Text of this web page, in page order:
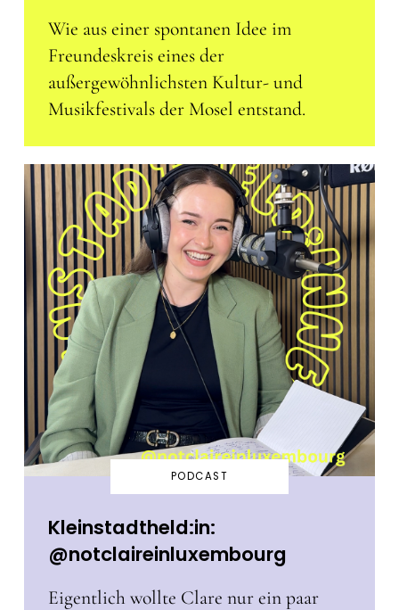
Wie aus einer spontanen Idee im
Freundeskreis eines der
außergewöhnlichsten Kultur- und
Musikfestivals der Mosel entstand.
PODCAST
Kleinstadtheld:in:
@notclaireinluxembourg
Eigentlich wollte Clare nur ein paar